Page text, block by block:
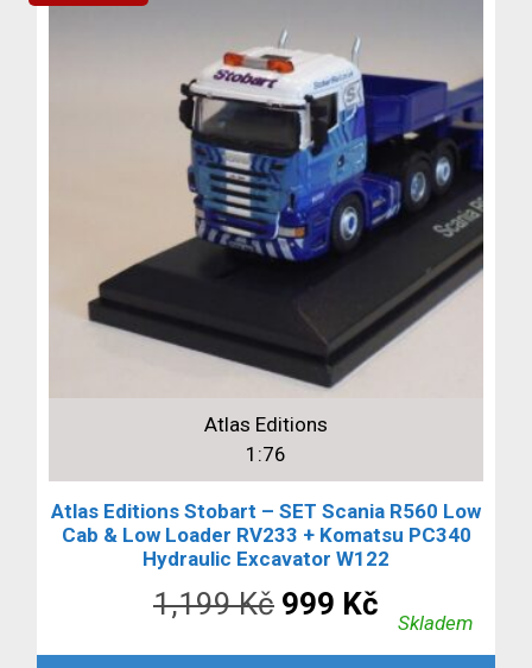
Atlas Editions
1:76
Atlas Editions Stobart – SET Scania R560 Low
Cab & Low Loader RV233 + Komatsu PC340
Hydraulic Excavator W122
1,199Kč Původní
cena
999 Kč
cena
Skladem